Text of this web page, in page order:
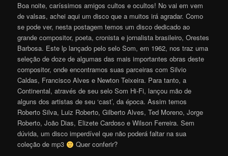
Boa noite, caríssimos amigos cultos e ocultos! No vai em vem
de valsas, achei aqui um disco que a muitos irá agradar. Como
se pode ver, nesta postagem temos um disco dedicado ao
grande compositor, poeta, cronista e jornalista brasileiro, Orestes
Barbosa. Este lp lançado pelo selo Som, em 1962, nos traz uma
seleção de doze de algumas das mais importantes obras deste
compositor, onde encontramos suas parceiras com Silvio
Caldas, Francisco Alves e Newton Teixeira. Para tanto, a
Continental, através de seu selo Som Hi-Fi, lançou mão de
alguns dos artistas de seu ‘cast’, da época. Assim temos
Roberto Silva, Luiz Roberto, Gilberto Alves, Ted Moreno, Jorge
Roberto, João Dias, Elizete Cardoso e Wilson Ferreira. Sem
dúvida, um disco imperdível que não poderá faltar na sua
coleção de mp3
Quer conferir?